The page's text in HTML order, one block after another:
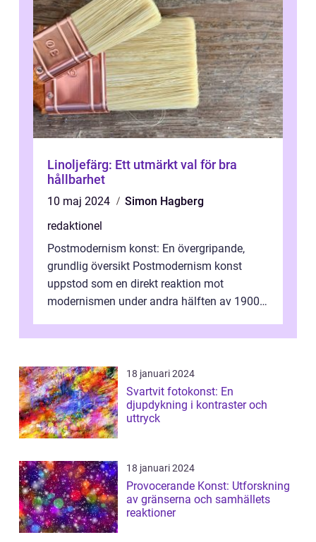
Linoljefärg: Ett utmärkt val för bra
hållbarhet
10 maj 2024
Simon Hagberg
redaktionel
Postmodernism konst: En övergripande,
grundlig översikt Postmodernism konst
uppstod som en direkt reaktion mot
modernismen under andra hälften av 1900-
...
18 januari 2024
Svartvit fotokonst: En
djupdykning i kontraster och
uttryck
18 januari 2024
Provocerande Konst: Utforskning
av gränserna och samhällets
reaktioner